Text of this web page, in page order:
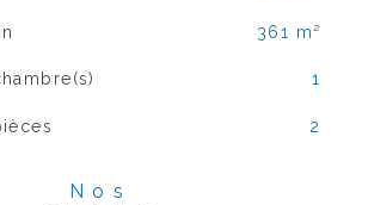
361 m²
1
2
Nos